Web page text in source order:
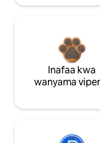
Inafaa kwa
wanyama